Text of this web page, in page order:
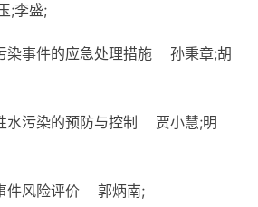
;李盛;
染事件的应急处理措施 孙秉章;胡
水污染的预防与控制 贾小慧;明
件风险评价 郭炳南;